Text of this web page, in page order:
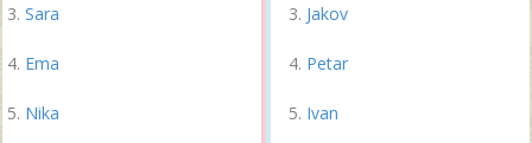
Sara
Ema
Nika
Jakov
Petar
Ivan